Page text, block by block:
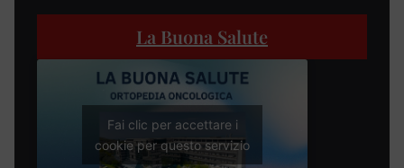
La Buona Salute
Fai clic per accettare i
cookie per questo servizio